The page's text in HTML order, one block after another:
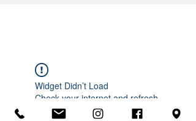
Widget Didn’t Load
Check your internet and refresh
this page.